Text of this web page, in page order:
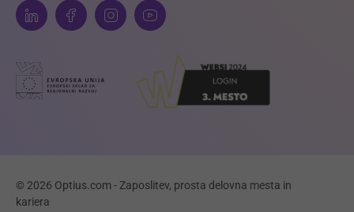
© 2026 Optius.com - Zaposlitev, prosta delovna mesta in
kariera